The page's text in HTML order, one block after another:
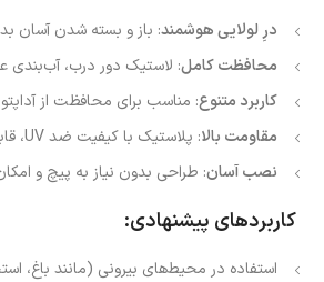
درِ لولایی هوشمند: باز و بسته شدن آسان
محافظت کامل: لاستیک دور درب، آب‌بندی
کاربرد متنوع: مناسب برای محافظت از
مقاومت بالا: پلاستیک با کیفیت ضد UV، قابلیت تحمل دماهای شدید (-۳۰ تا +۸۰ درجه سانتی‌گراد) و ضد پوسیدگی را دارد.
نصب آسان: طراحی بدون نیاز به پیچ و
کاربردهای پیشنهادی:
استفاده در محیط‌های بیرونی (مانند باغ،